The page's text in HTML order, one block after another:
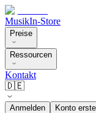
MusikIn-Store
Preise
Ressourcen
Kontakt
🇩🇪
Anmelden Konto